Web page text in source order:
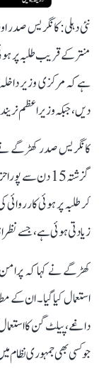
نئی دہلی: کانگریس صدر
منتر کے قریب طلبہ پر
ہے کہ مرکزی وزیر
دیں، جبکہ وزیر اعظم
کانگریس صدر کھڑگے
گزشتہ 15 دن
کر طلبہ پر ہوئی
زیادتی ہوئی ہے، جسے نظر
کھڑگے نے کہا کہ
استعمال کیا گیا۔ ان
داغے، پیلٹ گن کا
جو کسی بھی جمہوری نظام